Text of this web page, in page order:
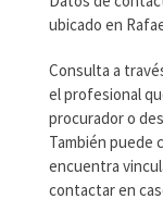
ubicado en
Consulta a
el profesional
procurador o
También puede
encuentra
contactar en